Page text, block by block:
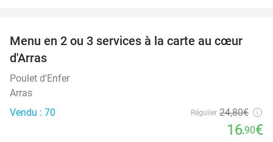
32%
Menu en 2 ou 3 services à la carte au cœur
d'Arras
Poulet d'Enfer
Arras
Vendu : 70
Régulier 24,80€
16,90€